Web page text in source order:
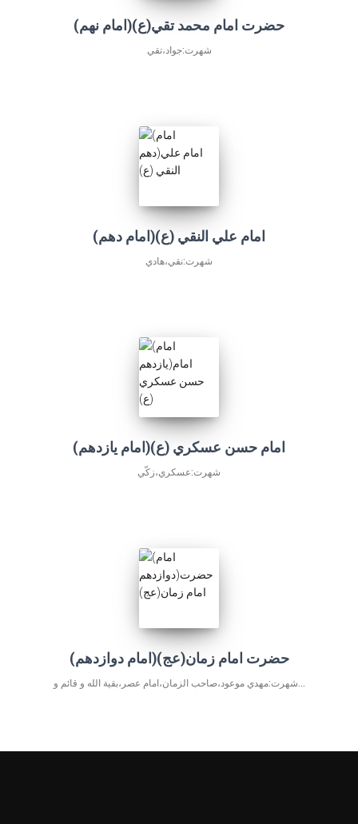
(امام نهم)حضرت امام محمد تقي(ع)
شهرت:جواد،تقي
(امام دهم)امام علي النقي (ع)
شهرت:نقي،هادي
(امام يازدهم)امام حسن عسكري (ع)
شهرت:عسكري،زكّي
(امام دوازدهم)حضرت امام زمان(عج)